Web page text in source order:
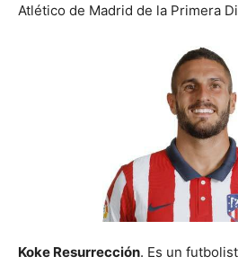
Atlético de Madrid de la Primera
Koke Resurrección. Es un